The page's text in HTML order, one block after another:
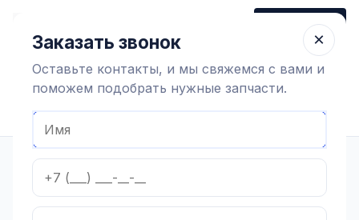
Заказать звонок
Молокоприемные узлы
МПУ-40/1 Н — молокоприемник из нержавейки 40 л,
×
Заказать звонок
Оставьте контакты, и мы свяжемся с вами и
поможем подобрать нужные запчасти.